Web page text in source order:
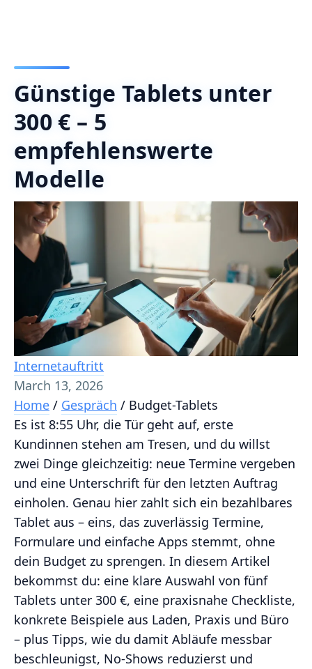
Günstige Tablets unter
300 € – 5
empfehlenswerte
Modelle
Internetauftritt
March 13, 2026
Home / Gespräch / Budget-Tablets
Es ist 8:55 Uhr, die Tür geht auf, erste
Kundinnen stehen am Tresen, und du willst
zwei Dinge gleichzeitig: neue Termine vergeben
und eine Unterschrift für den letzten Auftrag
einholen. Genau hier zahlt sich ein bezahlbares
Tablet aus – eins, das zuverlässig Termine,
Formulare und einfache Apps stemmt, ohne
dein Budget zu sprengen. In diesem Artikel
bekommst du: eine klare Auswahl von fünf
Tablets unter 300 €, eine praxisnahe Checkliste,
konkrete Beispiele aus Laden, Praxis und Büro
– plus Tipps, wie du damit Abläufe messbar
beschleunigst, No‑Shows reduzierst und